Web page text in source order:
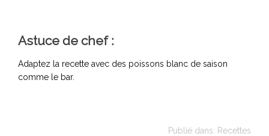
Astuce de chef :
Adaptez la recette avec des poissons blanc de saison
comme le bar.
Publié dans: Recettes